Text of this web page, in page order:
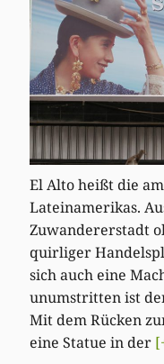
El Alto heißt die
Lateinamerikas.
Zuwandererstadt
quirliger
sich auch eine
unumstritten ist
Mit dem Rücken
eine Statue in der